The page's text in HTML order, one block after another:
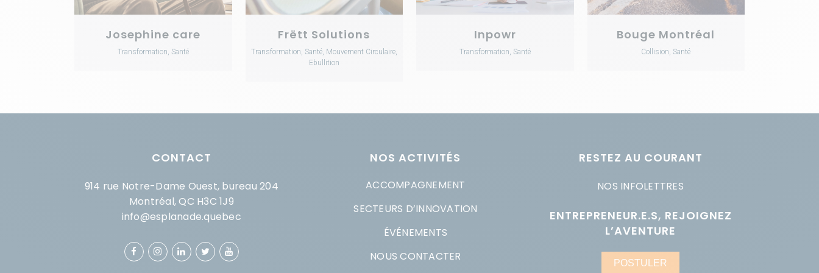
Josephine care
Transformation, Santé
Frëtt Solutions
Transformation, Santé, Mouvement Circulaire,
Ebullition
Inpowr
Transformation, Santé
Bouge Montréal
Collision, Santé
CONTACT
914 rue Notre-Dame Ouest, bureau 204
Montréal, QC H3C 1J9
info@esplanade.quebec
NOS ACTIVITÉS
ACCOMPAGNEMENT
SECTEURS D’INNOVATION
ÉVÉNEMENTS
NOUS CONTACTER
RESTEZ AU COURANT
NOS INFOLETTRES
ENTREPRENEUR.E.S, REJOIGNEZ
L’AVENTURE
POSTULER